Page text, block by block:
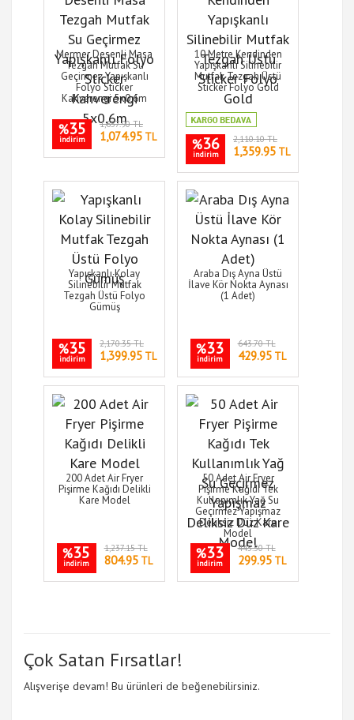
Mermer Desenli Masa
Tezgah Mutfak Su
Geçirmez Yapışkanlı
Folyo Sticker
Kahverengi 5x0,6m
%35
indirim
1,657.90 TL
1,074.95 TL
10 Metre Kendinden
Yapışkanlı Silinebilir
Mutfak Tezgah Üstü
Sticker Folyo Gold
%36
indirim
2,110.10 TL
1,359.95 TL
Yapışkanlı Kolay
Silinebilir Mutfak
Tezgah Üstü Folyo
Gümüş
%35
indirim
2,170.35 TL
1,399.95 TL
Araba Dış Ayna Üstü
İlave Kör Nokta Aynası
(1 Adet)
%33
indirim
643.70 TL
429.95TL
200 Adet Air Fryer
Pişirme Kağıdı Delikli
Kare Model
%35
indirim
1,237.15 TL
804.95TL
50 Adet Air Fryer
Pişirme Kağıdı Tek
Kullanımlık Yağ Su
Geçirmez Yapışmaz
Deliksiz Düz Kare
Model
%33
indirim
445.50 TL
299.95TL
Çok Satan Fırsatlar!
Alışverişe devam! Bu ürünleri de beğenebilirsiniz.